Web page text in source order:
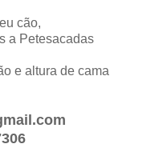
cão,
a Petesacadas
e altura de cama